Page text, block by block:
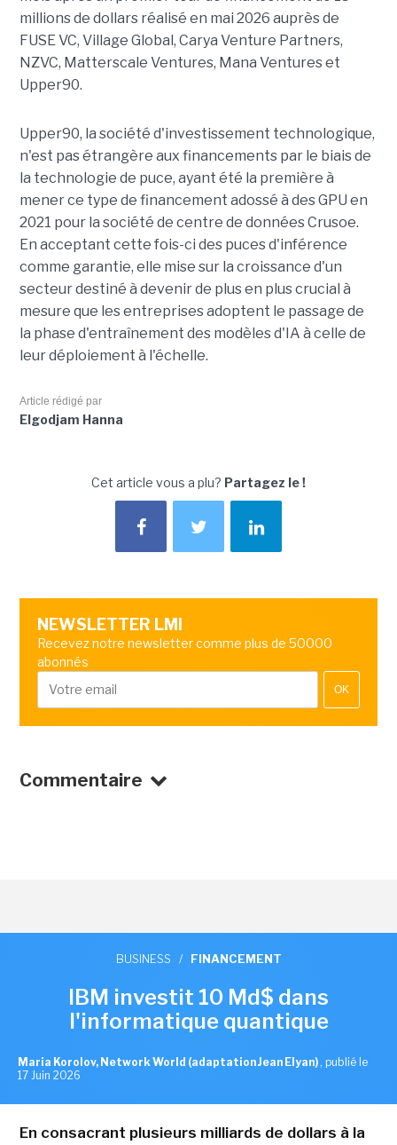
millions de dollars réalisé en mai 2026 auprès de
FUSE VC, Village Global, Carya Venture Partners,
NZVC, Matterscale Ventures, Mana Ventures et
Upper90.
Upper90, la société d'investissement technologique,
n'est pas étrangère aux financements par le biais de
la technologie de puce, ayant été la première à
mener ce type de financement adossé à des GPU en
2021 pour la société de centre de données Crusoe.
En acceptant cette fois-ci des puces d'inférence
comme garantie, elle mise sur la croissance d'un
secteur destiné à devenir de plus en plus crucial à
mesure que les entreprises adoptent le passage de
la phase d'entraînement des modèles d'IA à celle de
leur déploiement à l'échelle.
Article rédigé par
Elgodjam Hanna
Cet article vous a plu? Partagez le !
NEWSLETTER LMI
Recevez notre newsletter comme plus de 50000
abonnés
OK
Commentaire
BUSINESS / FINANCEMENT
IBM investit 10 Md$ dans
l'informatique quantique
Maria Korolov, Network World (adaptation Jean Elyan) , publié le
17 Juin 2026
En consacrant plusieurs milliards de dollars à la